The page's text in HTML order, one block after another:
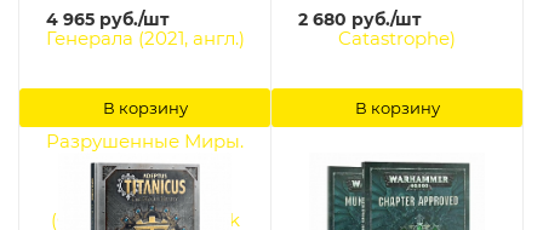
4 965 руб./шт
В корзину
Games Workshop
2 680 руб./шт
В корзину